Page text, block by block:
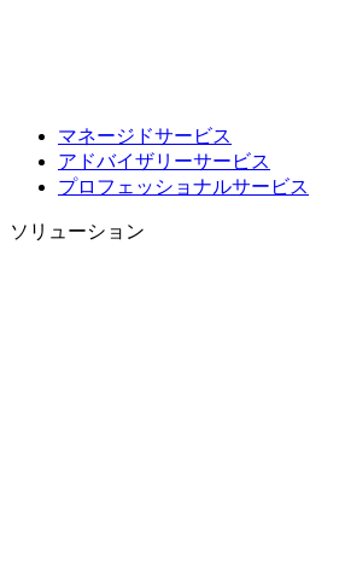
マネージドサービス
アドバイザリーサービス
プロフェッショナルサービス
ソリューション